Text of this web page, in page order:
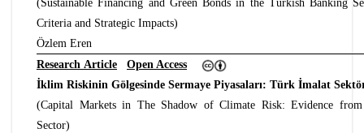
(Sustainable Financing and Green Bonds in the Turkish Banking
Criteria and Strategic Impacts)
Özlem Eren
Research Article
Open Access
İklim Riskinin Gölgesinde Sermaye Piyasaları: Türk İmalat
(Capital Markets in The Shadow of Climate Risk: Evidence
Sector)